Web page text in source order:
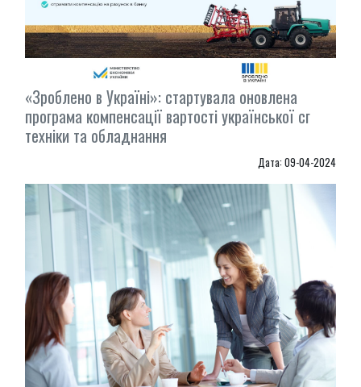
«Зроблено в Україні»: стартувала оновлена
програма компенсації вартості української cг
техніки та обладнання
Дата: 09-04-2024